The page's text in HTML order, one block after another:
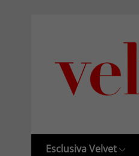
Esclusiva Velvet